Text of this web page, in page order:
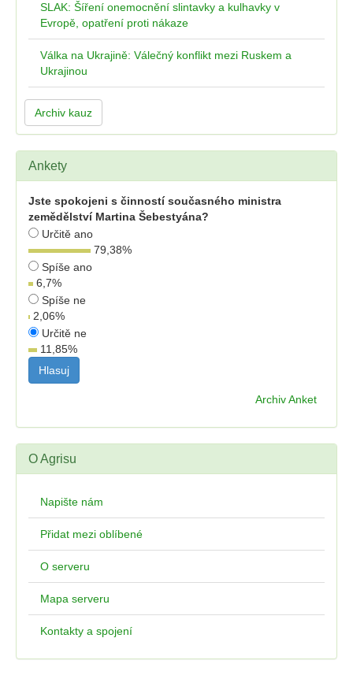
SLAK: Šíření onemocnění slintavky a kulhavky v
Evropě, opatření proti nákaze
Válka na Ukrajině: Válečný konflikt mezi Ruskem a
Ukrajinou
Archiv kauz
Ankety
Jste spokojeni s činností současného ministra
zemědělství Martina Šebestyána?
Určitě ano
79,38%
Spíše ano
6,7%
Spíše ne
2,06%
Určitě ne
11,85%
Archiv Anket
O Agrisu
Napište nám
Přidat mezi oblíbené
O serveru
Mapa serveru
Kontakty a spojení